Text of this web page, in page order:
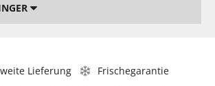
Lieferung
Frischegarantie